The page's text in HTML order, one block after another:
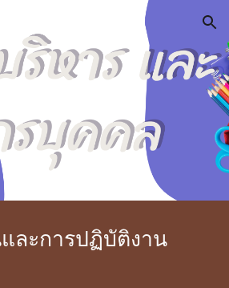
Skip to navigation
ละการปฏิบัติงาน